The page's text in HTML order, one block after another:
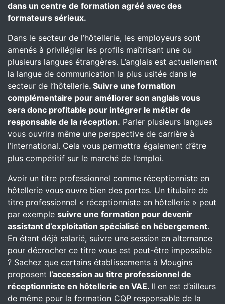
dans un centre de formation agréé avec des
formateurs sérieux.
Dans le secteur de l’hôtellerie, les employeurs sont
amenés à privilégier les profils maîtrisant une ou
plusieurs langues étrangères. L’anglais est actuellement
la langue de communication la plus usitée dans le
secteur de l’hôtellerie. Suivre une formation
complémentaire pour améliorer son anglais vous
sera donc profitable pour intégrer le métier de
responsable de la réception. Parler plusieurs langues
vous ouvrira même une perspective de carrière à
l’international. Cela vous permettra également d’être
plus compétitif sur le marché de l’emploi.
Avoir un titre professionnel comme réceptionniste en
hôtellerie vous ouvre bien des portes. Un titulaire de
titre professionnel « réceptionniste en hôtellerie » peut
par exemple suivre une formation pour devenir
assistant d’exploitation spécialisé en hébergement.
En étant déjà salarié, suivre une session en alternance
pour décrocher ce titre vous est peut-être impossible
? Sachez que certains établissements à Mougins
proposent l’accession au titre professionnel de
réceptionniste en hôtellerie en VAE. Il en est d’ailleurs
de même pour la formation CQP responsable de la